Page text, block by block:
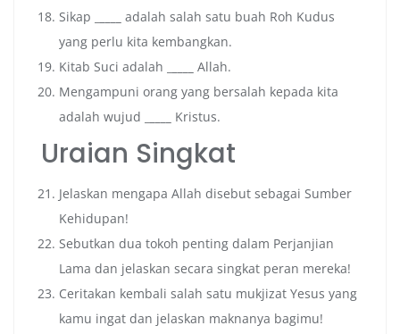
Sikap _
adalah salah satu buah Roh Kudus
yang perlu kita kembangkan.
Kitab Suci adalah _
Allah.
Mengampuni orang yang bersalah kepada kita
adalah wujud _
Kristus.
Uraian Singkat
Jelaskan mengapa Allah disebut sebagai Sumber
Kehidupan!
Sebutkan dua tokoh penting dalam Perjanjian
Lama dan jelaskan secara singkat peran mereka!
Ceritakan kembali salah satu mukjizat Yesus yang
kamu ingat dan jelaskan maknanya bagimu!